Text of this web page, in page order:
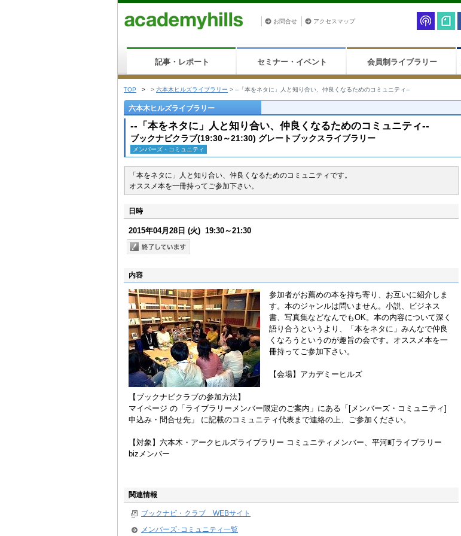
お問合せ アクセスマップ
記事・レポート セミナー・イベント 会員制ライブラリー
TOP > > 六本木ヒルズライブラリー > --「本をネタに」人と知り合い、仲良くなるためのコミュニティ--
六本木ヒルズライブラリー
--「本をネタに」人と知り合い、仲良くなるためのコミュニティ--
ブックナビクラブ(19:30～21:30) グレートブックスライブラリー
メンバーズ・コミュニティ
「本をネタに」人と知り合い、仲良くなるためのコミュニティです。
オススメ本を一冊持ってご参加下さい。
日時
2015年04月28日 (火) 19:30～21:30
内容
参加者がお薦めの本を持ち寄り、お互いに紹介しま
す。本のジャンルは問いません。小説、ビジネス
書、写真集などなんでもOK。本の内容について深く
語り合うというより、「本をネタに」みんなで仲良
くなろうというのが趣旨の会です。オススメ本を一
冊持ってご参加下さい。
【会場】アカデミーヒルズ
【ブックナビクラブの参加方法】
マイページ の「ライブラリーメンバー限定のご案内」にある「[メンバーズ・コミュニティ]
申込み・問合せ先」 に記載のコミュニティ代表まで連絡の上、ご参加ください。
【対象】六本木・アークヒルズライブラリー コミュニティメンバー、平河町ライブラリー
bizメンバー
関連情報
ブックナビ・クラブ WEBサイト
メンバーズ･コミュニティ一覧